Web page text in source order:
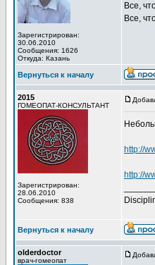
Зарегистрирован:
30.06.2010
Сообщения: 1626
Откуда: Казань
Все,
Все,
Вернуться к началу
2015
ГОМЕОПАТ-КОНСУЛЬТАНТ
Зарегистрирован:
28.06.2010
Сообщения: 838
http://
http://
Вернуться к началу
olderdoctor
врач-гомеопат